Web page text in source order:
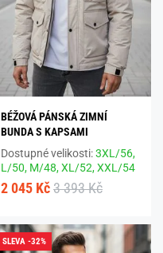
BÉŽOVÁ PÁNSKÁ ZIMNÍ
BUNDA S KAPSAMI
Dostupné velikosti:3XL/56,
L/50, M/48,XL/52,XXL/54
2 045 Kč 3 393 Kč
SLEVA -32%